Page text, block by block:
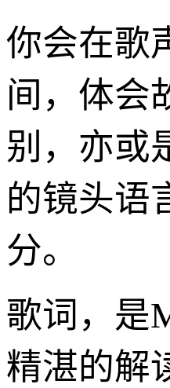
你会在歌
间，体会
别，亦或
的镜头语
分。
歌词，是
精湛的解